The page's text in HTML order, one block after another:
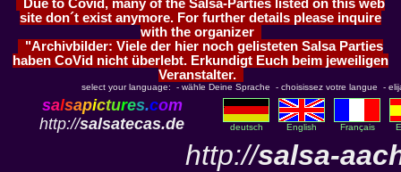
Due to Covid, many of the Salsa-Parties listed on this web
site don´t exist anymore. For further details please inquire
with the organizer
"Archivbilder: Viele der hier noch gelisteten Salsa Parties
haben CoVid nicht überlebt. Erkundigt Euch beim jeweiligen
Veranstalter.
select your language: - wähle Deine Sprache - choisissez votre langue -
salsapictures.com
http://salsatecas.de deutsch English Français
http://salsa-